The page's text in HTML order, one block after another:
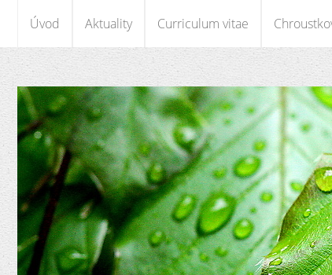
Úvod Aktuality Curriculum vitae